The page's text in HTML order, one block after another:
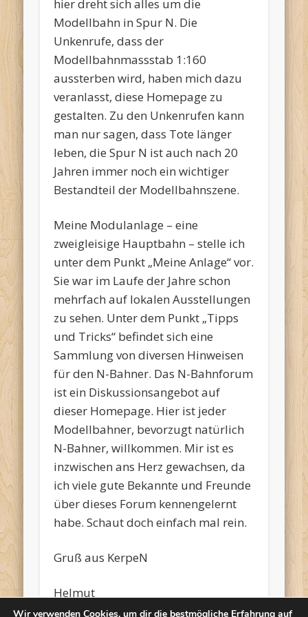
hier dreht sich alles um die
Modellbahn in Spur N. Die
Unkenrufe, dass der
Modellbahnmassstab 1:160
aussterben wird, haben mich dazu
veranlasst, diese Homepage zu
gestalten. Zu den Unkenrufen kann
man nur sagen, dass Tote länger
leben, die Spur N ist auch nach 20
Jahren immer noch ein wichtiger
Bestandteil der Modellbahnszene.
Meine Modulanlage – eine
zweigleisige Hauptbahn – stelle ich
unter dem Punkt „Meine Anlage“ vor.
Sie war im Laufe der Jahre schon
mehrfach auf lokalen Ausstellungen
zu sehen. Unter dem Punkt „Tipps
und Tricks“ befindet sich eine
Sammlung von diversen Hinweisen
für den N-Bahner. Das N-Bahnforum
ist ein Diskussionsangebot auf
dieser Homepage. Hier ist jeder
Modellbahner, bevorzugt natürlich
N-Bahner, willkommen. Mir ist es
inzwischen ans Herz gewachsen, da
ich viele gute Bekannte und Freunde
über dieses Forum kennengelernt
habe. Schaut doch einfach mal rein.
Gruß aus KerpeN
Helmut
Wir verwenden Cookies, um dir die bestmögliche Erfahrung auf